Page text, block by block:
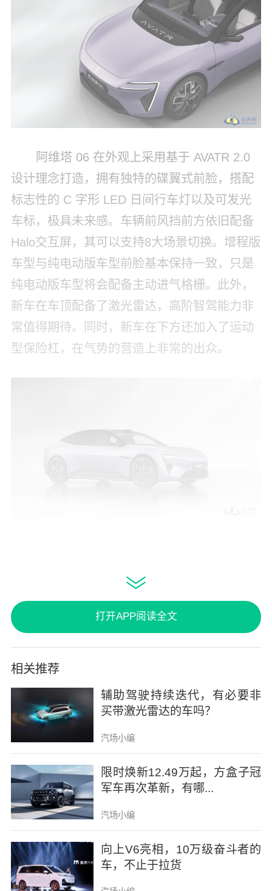
阿维塔 06 在外观上采用基于 AVATR 2.0
设计理念打造，拥有独特的碟翼式前脸，搭配
标志性的 C 字形 LED 日间行车灯以及可发光
车标，极具未来感。车辆前风挡前方依旧配备
Halo交互屏，其可以支持8大场景切换。增程版
车型与纯电动版车型前脸基本保持一致，只是
纯电动版车型将会配备主动进气格栅。此外，
新车在车顶配备了激光雷达，高阶智驾能力非
常值得期待。同时，新车在下方还加入了运动
型保险杠，在气势的营造上非常的出众。
打开APP阅读全文
相关推荐
辅助驾驶持续迭代，有必要非
买带激光雷达的车吗？
汽场小编
限时焕新12.49万起，方盒子冠
军车再次革新，有哪...
汽场小编
向上V6亮相，10万级奋斗者的
车，不止于拉货